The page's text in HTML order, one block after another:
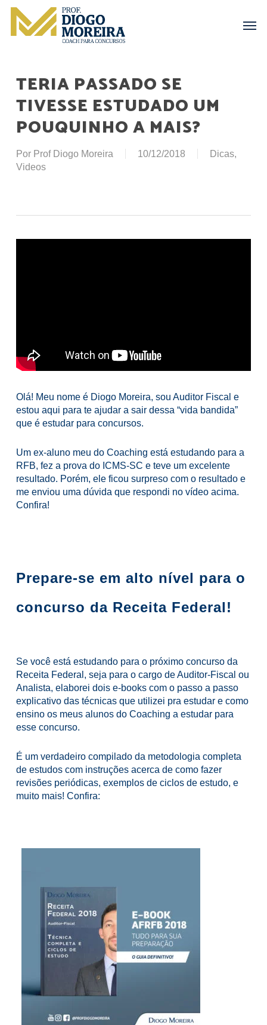
Skip
main
TERIA PASSADO SE
TIVESSE ESTUDADO UM
POUQUINHO A MAIS?
Por Prof Diogo Moreira 10/12/2018 Dicas,
Videos
Olá! Meu nome é Diogo Moreira, sou Auditor Fiscal e
estou aqui para te ajudar a sair dessa “vida bandida”
que é estudar para concursos.
Um ex-aluno meu do Coaching está estudando para a
RFB, fez a prova do ICMS-SC e teve um excelente
resultado. Porém, ele ficou surpreso com o resultado e
me enviou uma dúvida que respondi no vídeo acima.
Confira!
Prepare-se em alto nível para o
concurso da Receita Federal!
Se você está estudando para o próximo concurso da
Receita Federal, seja para o cargo de Auditor-Fiscal ou
Analista, elaborei dois e-books com o passo a passo
explicativo das técnicas que utilizei pra estudar e como
ensino os meus alunos do Coaching a estudar para
esse concurso.
É um verdadeiro compilado da metodologia completa
de estudos com instruções acerca de como fazer
revisões periódicas, exemplos de ciclos de estudo, e
muito mais! Confira: